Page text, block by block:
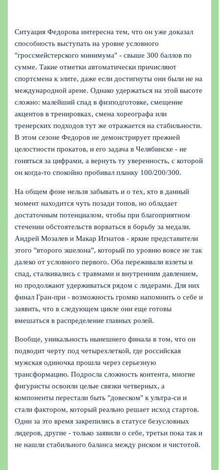
Ситуация Федорова интересна тем, что он уже доказал
способность выступать на уровне условного
"гроссмейстерского минимума" - свыше 300 баллов по
сумме. Такие отметки автоматически причисляют
спортсмена к элите, даже если достигнуты они были не на
международной арене. Однако удержаться на этой высоте
сложно: малейший спад в физподготовке, смещение
акцентов в тренировках, смена хореографа или
тренерских подходов тут же отражается на стабильности.
В этом сезоне Федоров не демонстрирует прежней
целостности прокатов, и его задача в Челябинске - не
гоняться за цифрами, а вернуть ту уверенность, с которой
он когда-то спокойно пробивал планку 100/200/300.
На общем фоне нельзя забывать и о тех, кто в данный
момент находится чуть позади топов, но обладает
достаточным потенциалом, чтобы при благоприятном
стечении обстоятельств ворваться в борьбу за медали.
Андрей Мозалев и Макар Игнатов - яркие представители
этого "второго эшелона", который по уровню вовсе не так
далеко от условного первого. Оба переживали взлеты и
спад, сталкивались с травмами и внутренним давлением,
но продолжают удерживаться рядом с лидерами. Для них
финал Гран-при - возможность громко напомнить о себе и
заявить, что в следующем цикле они еще готовы
вмешаться в распределение главных ролей.
Вообще, уникальность нынешнего финала в том, что он
подводит черту под четырехлеткой, где российская
мужская одиночка прошла через серьезную
трансформацию. Подросла сложность контента, многие
фигуристы освоили целые связки четверных, а
компоненты перестали быть "довеском" к ультра-си и
стали фактором, который реально решает исход стартов.
Одни за это время закрепились в статусе безусловных
лидеров, другие - только заявили о себе, третьи пока так и
не нашли стабильного баланса между риском и чистотой.